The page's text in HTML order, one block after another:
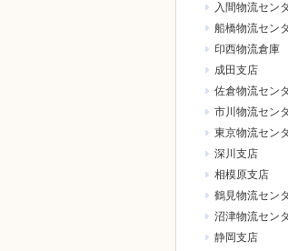
入間物流セン
船橋物流セン
印西物流倉庫
成田支店
佐倉物流セン
市川物流セン
東京物流セン
深川支店
相模原支店
鶴見物流セン
沼津物流セン
静岡支店